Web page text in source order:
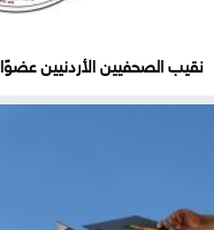
نقيب الصحفيين الأردنيين